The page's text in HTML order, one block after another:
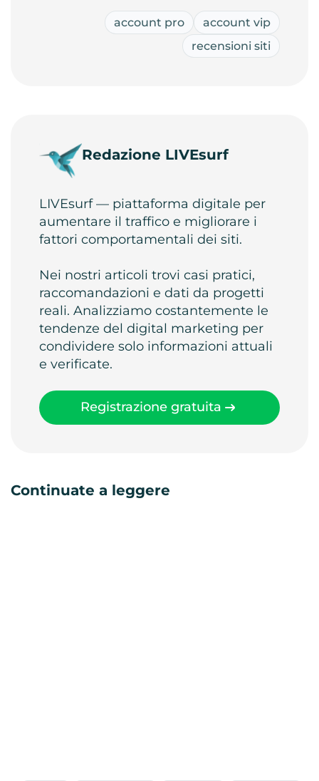
account pro
account vip
recensioni siti
Redazione LIVEsurf
LIVEsurf — piattaforma digitale per
aumentare il traffico e migliorare i
fattori comportamentali dei siti.
Nei nostri articoli trovi casi pratici,
raccomandazioni e dati da progetti
reali. Analizziamo costantemente le
tendenze del digital marketing per
condividere solo informazioni attuali
e verificate.
Registrazione gratuita
Continuate a leggere